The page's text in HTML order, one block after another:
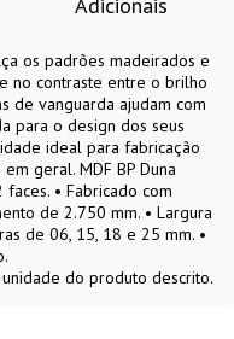
os padrões madeirados e
no contraste entre o brilho
de vanguarda ajudam com
para o design dos seus
ideal para fabricação
geral. MDF BP Duna
• Fabricado com
de 2.750 mm. • Largura
de 06, 15, 18 e 25 mm. •
do produto descrito.